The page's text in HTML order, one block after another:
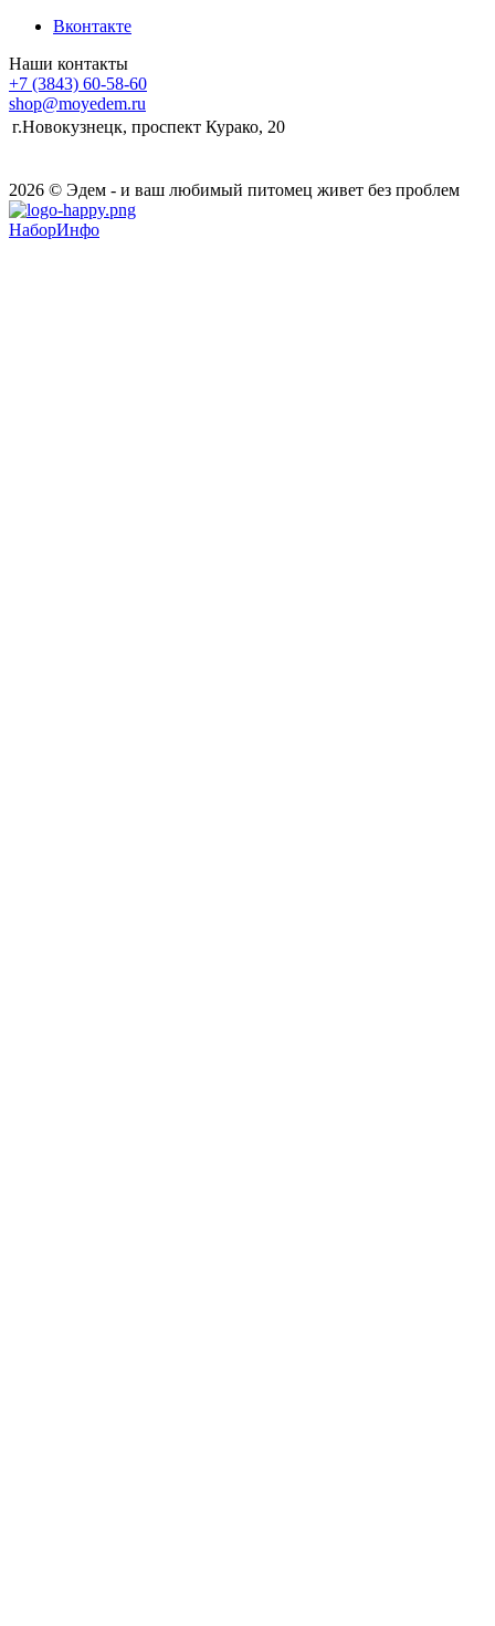
Вконтакте
Наши контакты
+7 (3843) 60-58-60
shop@moyedem.ru
г.Новокузнецк, проспект Курако, 20
2026 © Эдем - и ваш любимый питомец живет без проблем
НаборИнфо